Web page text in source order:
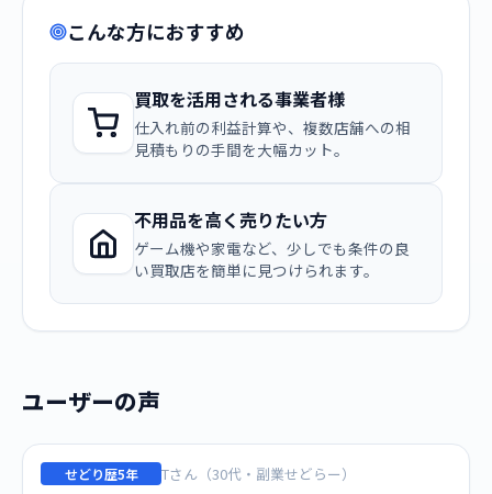
こんな方におすすめ
買取を活用される事業者様
仕入れ前の利益計算や、複数店舗への相
見積もりの手間を大幅カット。
不用品を高く売りたい方
ゲーム機や家電など、少しでも条件の良
い買取店を簡単に見つけられます。
ユーザーの声
せどり歴5年 Tさん（30代・副業せどらー）